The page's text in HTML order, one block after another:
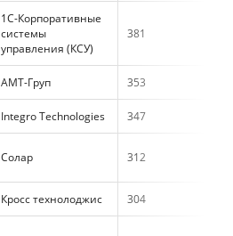
1С-Корпоративные
системы
управления (КСУ)
381
АМТ-Груп 353
Integro Technologies 347
Солар 312
Кросс технолоджис 304